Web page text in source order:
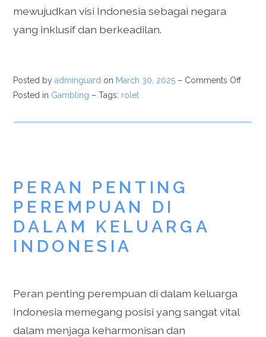
mewujudkan visi Indonesia sebagai negara
yang inklusif dan berkeadilan.
Posted byadminguard on March 30, 2025 – Comments Off
Posted in Gambling – Tags: rolet
PERAN PENTING
PEREMPUAN DI
DALAM KELUARGA
INDONESIA
Peran penting perempuan di dalam keluarga
Indonesia memegang posisi yang sangat vital
dalam menjaga keharmonisan dan